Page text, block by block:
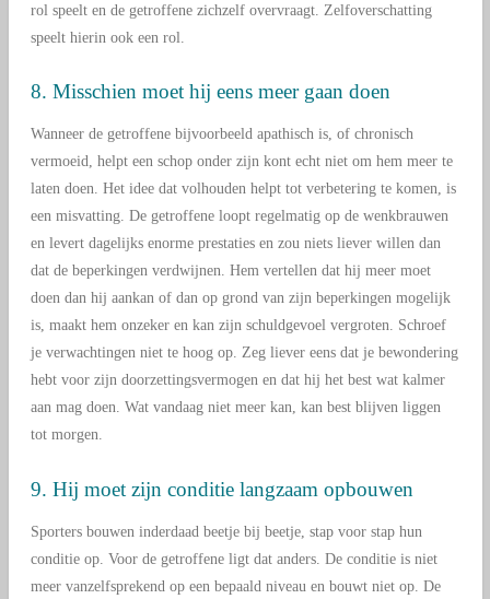
rol speelt en de getroffene zichzelf overvraagt. Zelfoverschatting
speelt hierin ook een rol.
8. Misschien moet hij eens meer gaan doen
Wanneer de getroffene bijvoorbeeld apathisch is, of chronisch
vermoeid, helpt een schop onder zijn kont echt niet om hem meer te
laten doen. Het idee dat volhouden helpt tot verbetering te komen, is
een misvatting. De getroffene loopt regelmatig op de wenkbrauwen
en levert dagelijks enorme prestaties en zou niets liever willen dan
dat de beperkingen verdwijnen. Hem vertellen dat hij meer moet
doen dan hij aankan of dan op grond van zijn beperkingen mogelijk
is, maakt hem onzeker en kan zijn schuldgevoel vergroten. Schroef
je verwachtingen niet te hoog op. Zeg liever eens dat je bewondering
hebt voor zijn doorzettingsvermogen en dat hij het best wat kalmer
aan mag doen. Wat vandaag niet meer kan, kan best blijven liggen
tot morgen.
9. Hij moet zijn conditie langzaam opbouwen
Sporters bouwen inderdaad beetje bij beetje, stap voor stap hun
conditie op. Voor de getroffene ligt dat anders. De conditie is niet
meer vanzelfsprekend op een bepaald niveau en bouwt niet op. De